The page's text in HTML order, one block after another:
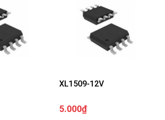
XL1509-12V
5.000₫